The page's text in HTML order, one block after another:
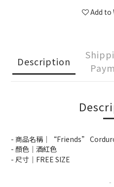
Add to
Description
- 商品名稱｜“Friends”
- 顏色｜酒紅色
- 尺寸｜FREE SIZE
-